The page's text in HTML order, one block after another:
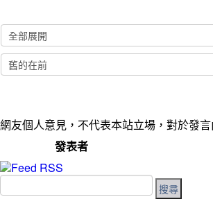
網友個人意見，不代表本站立場，對於發
發表者